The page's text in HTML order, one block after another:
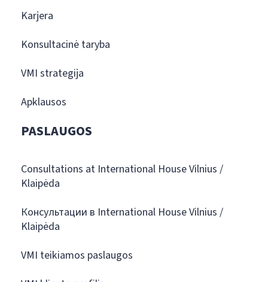
Karjera
Konsultacinė taryba
VMI strategija
Apklausos
PASLAUGOS
Consultations at International House Vilnius /
Klaipėda
Консультации в International House Vilnius /
Klaipėda
VMI teikiamos paslaugos